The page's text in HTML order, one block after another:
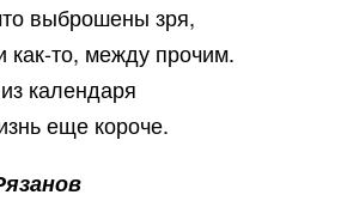
выброшены зря,
как-то, между прочим.
календаря
еще короче.